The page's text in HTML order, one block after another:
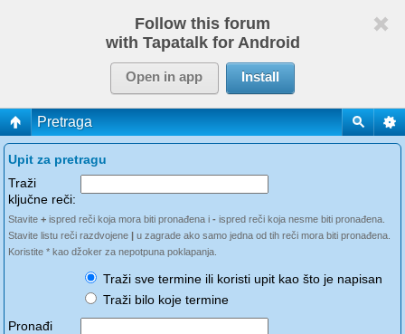
Follow this forum
with Tapatalk for Android
Open in app Install
Pretraga
Upit za pretragu
Traži
ključne reči:
Stavite + ispred reči koja mora biti pronađena i - ispred reči koja nesme biti pronađena.
Stavite listu reči razdvojene | u zagrade ako samo jedna od tih reči mora biti pronađena.
Koristite * kao džoker za nepotpuna poklapanja.
Traži sve termine ili koristi upit kao što je napisan
Traži bilo koje termine
Pronađi